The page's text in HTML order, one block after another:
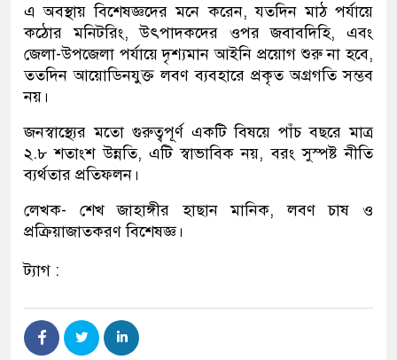
এ অবস্থায় বিশেষজ্ঞদের মনে করেন, যতদিন মাঠ পর্যায়ে
কঠোর মনিটরিং, উৎপাদকদের ওপর জবাবদিহি, এবং
জেলা-উপজেলা পর্যায়ে দৃশ্যমান আইনি প্রয়োগ শুরু না হবে,
ততদিন আয়োডিনযুক্ত লবণ ব্যবহারে প্রকৃত অগ্রগতি সম্ভব
নয়।
জনস্বাস্থ্যের মতো গুরুত্বপূর্ণ একটি বিষয়ে পাঁচ বছরে মাত্র
২.৮ শতাংশ উন্নতি, এটি স্বাভাবিক নয়, বরং সুস্পষ্ট নীতি
ব্যর্থতার প্রতিফলন।
লেখক- শেখ জাহাঙ্গীর হাছান মানিক, লবণ চাষ ও
প্রক্রিয়াজাতকরণ বিশেষজ্ঞ।
ট্যাগ :